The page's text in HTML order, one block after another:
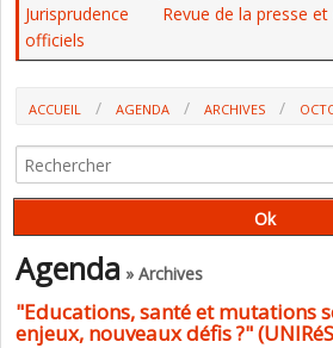
Jurisprudence
Revue de la presse
officiels
ACCUEIL AGENDA ARCHIVES
Agenda » Archives
"Educations, santé et mutations
enjeux, nouveaux défis ?"